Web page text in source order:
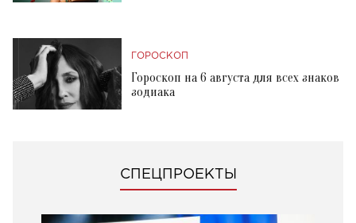
ГОРОСКОП
Гороскоп на 6 августа для всех знаков
зодиака
СПЕЦПРОЕКТЫ